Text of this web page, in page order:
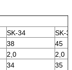
SK-34
SK-
38
45
2,0
2,0
34 35